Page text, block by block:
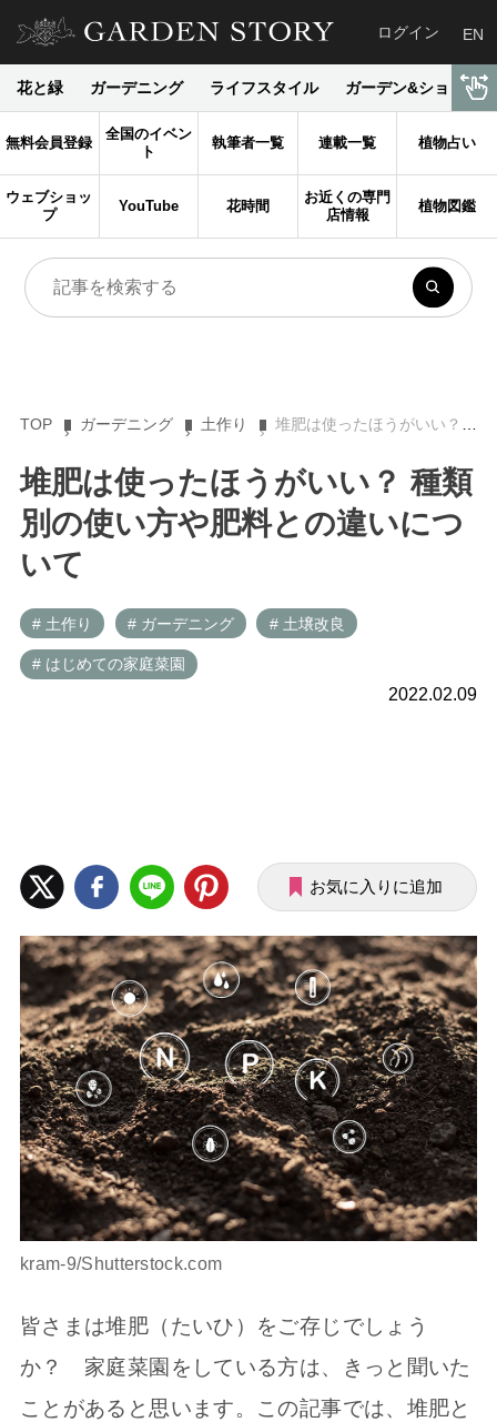
ログイン EN
花と緑 ガーデニング ライフスタイル ガーデン&ショップ
無料会員登録
全国のイベン
ト
執筆者一覧 連載一覧 植物占い
ウェブショッ
プ
YouTube 花時間
お近くの専門
店情報
植物図鑑
TOP ガーデニング 土作り 堆肥は使ったほうがいい？ 種類別の使い方や肥料との違いについて
堆肥は使ったほうがいい？ 種類
別の使い方や肥料との違いにつ
いて
# 土作り # ガーデニング # 土壌改良
# はじめての家庭菜園
2022.02.09
お気に入りに追加
kram-9/Shutterstock.com
皆さまは堆肥（たいひ）をご存じでしょう
か？ 家庭菜園をしている方は、きっと聞いた
ことがあると思います。この記事では、堆肥と